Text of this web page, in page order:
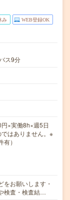
み WEB登録OK
ス9分
×実働8h×週5日
はありません。※
）
お願いします・
検査・検査結…